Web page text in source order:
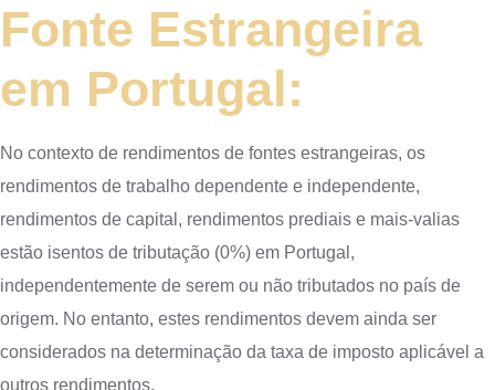
Fonte Estrangeira
em Portugal:
No contexto de rendimentos de fontes estrangeiras, os
rendimentos de trabalho dependente e independente,
rendimentos de capital, rendimentos prediais e mais-valias
estão isentos de tributação (0%) em Portugal,
independentemente de serem ou não tributados no país de
origem. No entanto, estes rendimentos devem ainda ser
considerados na determinação da taxa de imposto aplicável a
outros rendimentos.